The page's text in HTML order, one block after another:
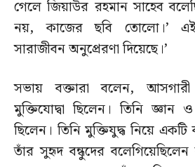
গেলে জিয়াউর রহমান সাহেব
নয়, কাজের ছবি তোলো।’
সারাজীবন অনুপ্রেরণা দিয়েছে।’
সভায় বক্তারা বলেন,
মুক্তিযোদ্বা ছিলেন। তিনি জ্ঞান ও
ছিলেন। তিনি মুক্তিযুদ্ধ নিয়ে
তাঁর সুহৃদ বন্ধুদের